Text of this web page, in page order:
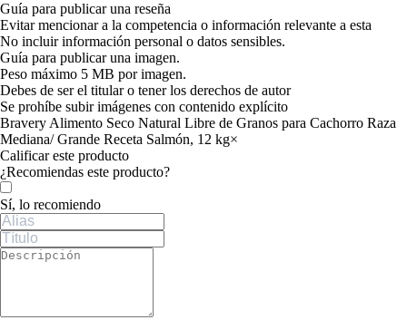
Guía para publicar una reseña
Evitar mencionar a la competencia o información relevante a esta
No incluir información personal o datos sensibles.
Guía para publicar una imagen.
Peso máximo 5 MB por imagen.
Debes de ser el titular o tener los derechos de autor
Se prohíbe subir imágenes con contenido explícito
Bravery Alimento Seco Natural Libre de Granos para Cachorro Raza
Mediana/ Grande Receta Salmón, 12 kg×
Calificar este producto
Tu valoración
¿Recomiendas este producto?
Sí, lo recomiendo